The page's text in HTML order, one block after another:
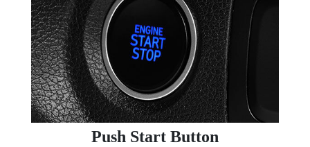
Push Start Button